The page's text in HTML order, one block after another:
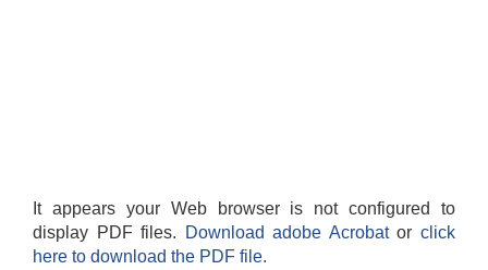
It appears your Web browser is not configured to
display PDF files.
Download adobe Acrobatorclick
here to download the PDF file.